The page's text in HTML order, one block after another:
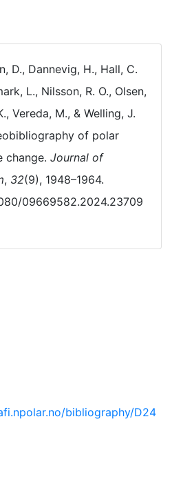
D., Dannevig, H., Hall, C.
L., Nilsson, R. O., Olsen,
Vereda, M., & Welling, J.
of polar
change. Journal of
, 32(9), 1948–1964.
09669582.2024.23709
bibliography/D24